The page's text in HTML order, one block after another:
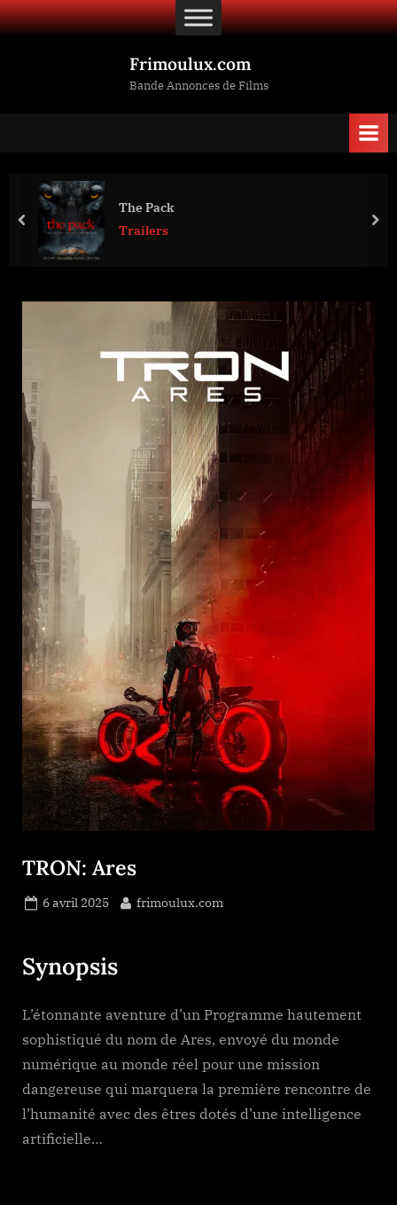
Skip
to
Frimoulux.com
Bande Annonces de Films
The Pack
Trailers
prev
TRON: Ares
Posted
6 avril 2025 By
frimoulux.com
Synopsis
L’étonnante aventure d’un Programme hautement
sophistiqué du nom de Ares, envoyé du monde
numérique au monde réel pour une mission
dangereuse qui marquera la première rencontre de
l’humanité avec des êtres dotés d’une intelligence
artificielle…